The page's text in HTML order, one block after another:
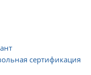
сертификация